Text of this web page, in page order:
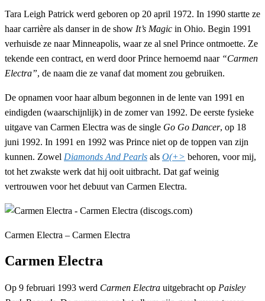
Tara Leigh Patrick werd geboren op 20 april 1972. In 1990 startte ze
haar carrière als danser in de show It’s Magic in Ohio. Begin 1991
verhuisde ze naar Minneapolis, waar ze al snel Prince ontmoette. Ze
tekende een contract, en werd door Prince hernoemd naar “Carmen
Electra”, de naam die ze vanaf dat moment zou gebruiken.
De opnamen voor haar album begonnen in de lente van 1991 en
eindigden (waarschijnlijk) in de zomer van 1992. De eerste fysieke
uitgave van Carmen Electra was de single Go Go Dancer, op 18
juni 1992. In 1991 en 1992 was Prince niet op de toppen van zijn
kunnen. Zowel Diamonds And Pearls als O(+> behoren, voor mij,
tot het zwakste werk dat hij ooit uitbracht. Dat gaf weinig
vertrouwen voor het debuut van Carmen Electra.
Carmen Electra – Carmen Electra
Carmen Electra
Op 9 februari 1993 werd Carmen Electra uitgebracht op Paisley